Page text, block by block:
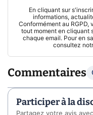
En cliquant sur
informations,
Conformément au
tout moment en cliquant
chaque email. Pour en
consultez
Commentaires
Participer à la